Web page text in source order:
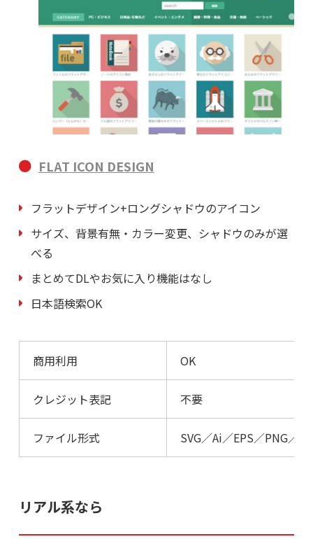
FLAT ICON DESIGN
フラットデザイン+ロングシャドウのアイコン
サイズ、背景有無・カラー変更、シャドウのみが選
べる
まとめてDLやお気に入り機能はなし
日本語検索OK
商用利用 OK
クレジット表記 不要
ファイル形式 SVG／Ai／EPS／PNG／
リアル系なら